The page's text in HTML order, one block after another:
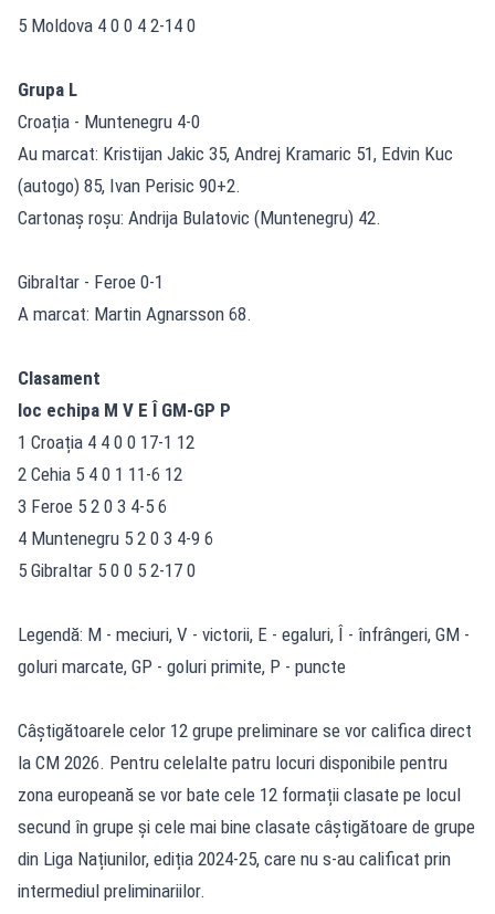
5 Moldova 4 0 0 4 2-14 0
Grupa L
Croația - Muntenegru 4-0
Au marcat: Kristijan Jakic 35, Andrej Kramaric 51, Edvin Kuc
(autogo) 85, Ivan Perisic 90+2.
Cartonaș roșu: Andrija Bulatovic (Muntenegru) 42.
Gibraltar - Feroe 0-1
A marcat: Martin Agnarsson 68.
Clasament
loc echipa M V E Î GM-GP P
1 Croația 4 4 0 0 17-1 12
2 Cehia 5 4 0 1 11-6 12
3 Feroe 5 2 0 3 4-5 6
4 Muntenegru 5 2 0 3 4-9 6
5 Gibraltar 5 0 0 5 2-17 0
Legendă: M - meciuri, V - victorii, E - egaluri, Î - înfrângeri, GM -
goluri marcate, GP - goluri primite, P - puncte
Câștigătoarele celor 12 grupe preliminare se vor califica direct
la CM 2026. Pentru celelalte patru locuri disponibile pentru
zona europeană se vor bate cele 12 formații clasate pe locul
secund în grupe și cele mai bine clasate câștigătoare de grupe
din Liga Națiunilor, ediția 2024-25, care nu s-au calificat prin
intermediul preliminariilor.